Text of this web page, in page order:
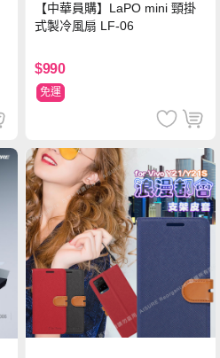
【中華員購】LaPO mini 頸掛
式製冷風扇 LF-06
$990
免運